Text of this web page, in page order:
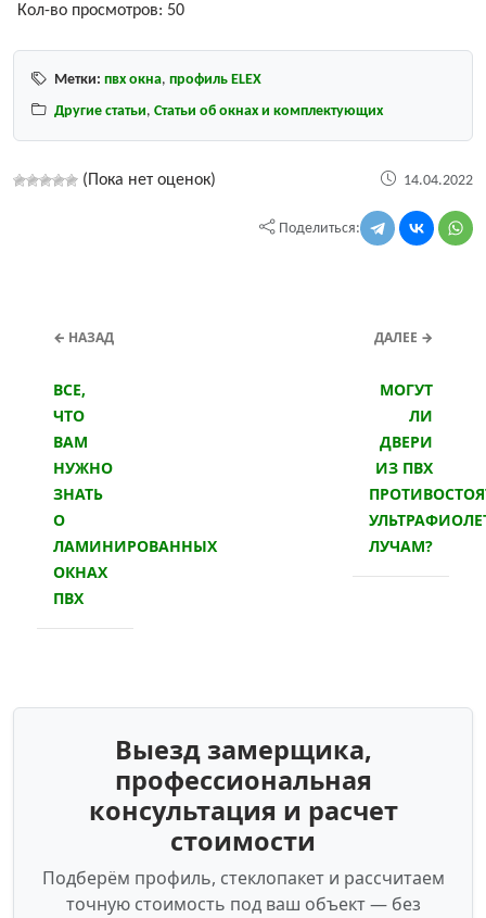
Кол-во просмотров: 50
Метки: пвх окна, профиль ELEX
Другие статьи, Статьи об окнах и комплектующих
(Пока нет оценок) 14.04.2022
Поделиться:
← НАЗАД
ВСЕ,
ЧТО
ВАМ
НУЖНО
ЗНАТЬ
О
ЛАМИНИРОВАННЫХ
ОКНАХ
ПВХ
ДАЛЕЕ →
МОГУТ
ЛИ
ДВЕРИ
ИЗ ПВХ
ЛУЧАМ?
Выезд замерщика,
профессиональная
консультация и расчет
стоимости
Подберём профиль, стеклопакет и рассчитаем
точную стоимость под ваш объект — без